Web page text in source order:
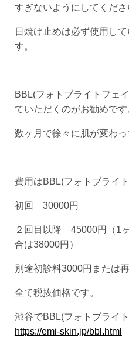
すぎないようにしてくださ
日焼け止めは必ず使用し
す。
BBL(フォトブライトフェ
ていただくのがお勧めです
数ヶ月で徐々に肌が変わっ
費用はBBL(フォトブライ
初回 30000円
２回目以降 45000円（1
合は38000円）
別途初診料3000円または
全て税抜価格です。
渋谷でBBL(フォトブライ
https://emi-skin.jp/bbl.html